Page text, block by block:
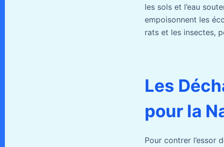
les sols et l’eau
empoisonnent les
rats et les insectes,
Les
pour la
Pour contrer l’essor